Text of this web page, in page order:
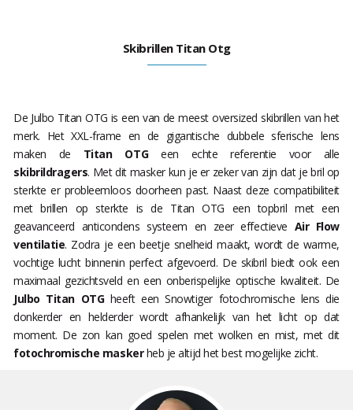
Skibrillen Titan Otg
De Julbo Titan OTG is een van de meest oversized skibrillen van het
merk. Het XXL-frame en de gigantische dubbele sferische lens
maken de Titan OTGeen echte referentie voor alle
skibrildragers. Met dit masker kun je er zeker van zijn dat je bril op
sterkte er probleemloos doorheen past. Naast deze compatibiliteit
met brillen op sterkte is de Titan OTG een topbril met een
geavanceerd anticondens systeem en zeer effectieve Air Flow
ventilatie. Zodra je een beetje snelheid maakt, wordt de warme,
vochtige lucht binnenin perfect afgevoerd. De skibril biedt ook een
maximaal gezichtsveld en een onberispelijke optische kwaliteit. De
Julbo Titan OTGheeft een Snowtiger fotochromische lens die
donkerder en helderder wordt afhankelijk van het licht op dat
moment. De zon kan goed spelen met wolken en mist, met dit
fotochromische maskerheb je altijd het best mogelijke zicht.